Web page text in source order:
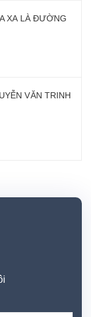
XA LÀ ĐƯỜNG
VĂN TRINH